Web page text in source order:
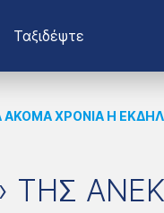
Ταξιδέψτε
ΑΚΟΜΑ ΧΡΟΝΙΑ Η
ΤΗΣ